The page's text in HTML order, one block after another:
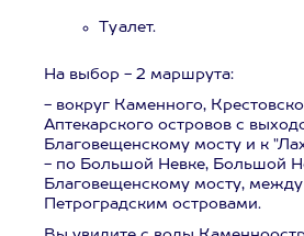
Туалет.
На выбор - 2 маршрута:
- вокруг Каменного,
Аптекарского островов с
Благовещенскому мосту и к
- по Большой Невке, Большой
Благовещенскому мосту,
Петроградским островами.